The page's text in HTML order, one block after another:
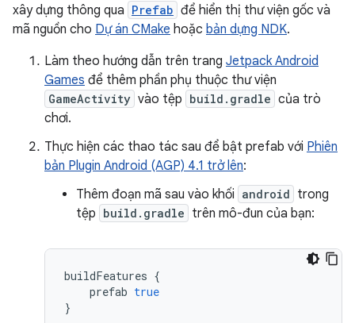
xây dựng thông qua Prefab để hiển thị thư viện gốc và
mã nguồn cho Dự án CMake hoặc bản dựng NDK.
Làm theo hướng dẫn trên trang Jetpack Android
Games để thêm phần phụ thuộc thư viện
GameActivity vào tệp build.gradle của trò
chơi.
Thực hiện các thao tác sau để bật prefab với Phiên
bản Plugin Android (AGP) 4.1 trở lên:
Thêm đoạn mã sau vào khối android trong
tệp build.gradle trên mô-đun của bạn:
buildFeatures {
prefab true
}